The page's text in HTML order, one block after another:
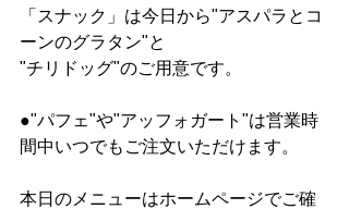
「スナック」は今日から"アスパラとコ
ーンのグラタン"と
"チリドッグ"のご用意です。
●"パフェ"や"アッフォガート"は営業時
間中いつでもご注文いただけます。
本日のメニューはホームページでご確